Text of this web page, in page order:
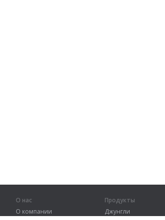
О нас
О компании
Продукты
Джунгли